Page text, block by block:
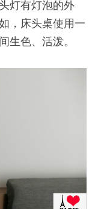
灯有灯泡的外
，床头桌使用一
生色、活泼。